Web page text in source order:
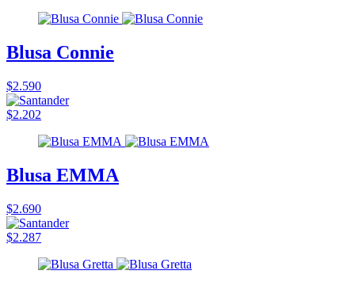
Blusa Connie
$2.590
$2.202
Blusa EMMA
$2.690
$2.287